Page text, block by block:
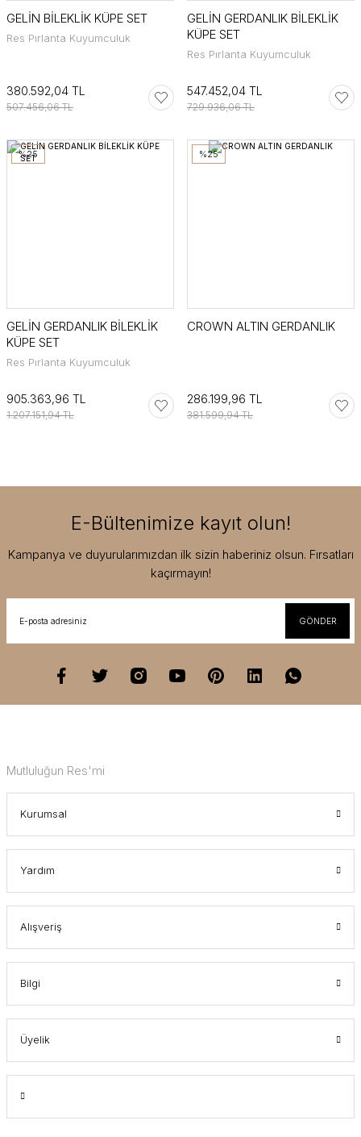
GELİN BİLEKLİK KÜPE SET
Res Pırlanta Kuyumculuk
380.592,04 TL
507.456,06 TL
GELİN GERDANLIK BİLEKLİK
KÜPE SET
Res Pırlanta Kuyumculuk
547.452,04 TL
729.936,06 TL
%25
GELİN GERDANLIK BİLEKLİK
KÜPE SET
Res Pırlanta Kuyumculuk
905.363,96 TL
1.207.151,94 TL
%25
CROWN ALTIN GERDANLIK
286.199,96 TL
381.599,94 TL
E-Bültenimize kayıt olun!
Kampanya ve duyurularımızdan ilk sizin haberiniz olsun. Fırsatları
kaçırmayın!
GÖNDER
Mutluluğun Res'mi
Kurumsal
Yardım
Alışveriş
Bilgi
Üyelik